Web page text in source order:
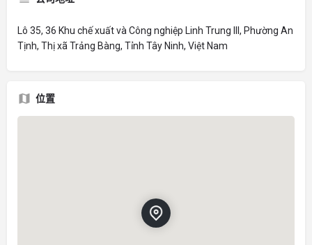
Lô 35, 36 Khu chế xuất và Công nghiệp Linh Trung III, Phường An
Tịnh, Thị xã Trảng Bàng, Tỉnh Tây Ninh, Việt Nam
位置